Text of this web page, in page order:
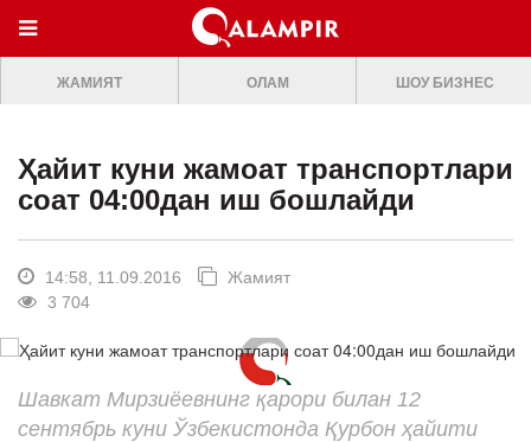
МЕНЮ
ONLINE TV
ЖАМИЯТ
ШОУ-БИЗНЕС
Мусиқа
Клип
ЖАМИЯТ ОЛАМ ШОУ БИЗНЕС
Ҳайит куни жамоат транспортлари
соат 04:00дан иш бошлайди
14:58, 11.09.2016
Жамият
3 704
Шавкат Мирзиёевнинг қарори билан 12
сентябрь куни Ўзбекистонда Қурбон ҳайити